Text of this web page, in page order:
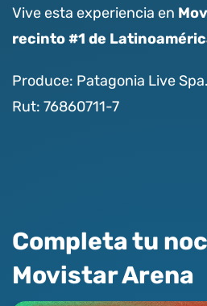
Vive esta experiencia en
recinto #1 de
Produce: Patagonia Live Spa.
Rut: 76860711-7
Completa tu
Movistar Arena